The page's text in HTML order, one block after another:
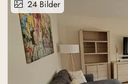
24 Bilder